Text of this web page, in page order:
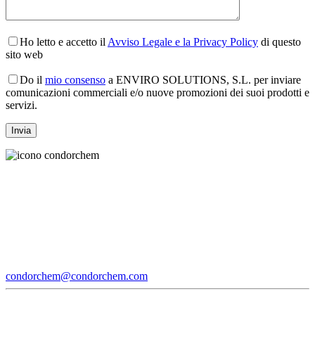
Ho letto e accetto ilAvviso Legale e la Privacy Policy di questo
sito web
Do il mio consenso a ENVIRO SOLUTIONS, S.L. per inviare
comunicazioni commerciali e/o nuove promozioni dei suoi prodotti e
servizi.
condorchem@condorchem.com